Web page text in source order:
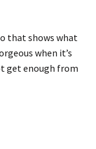
that shows what
when it’s
get enough from